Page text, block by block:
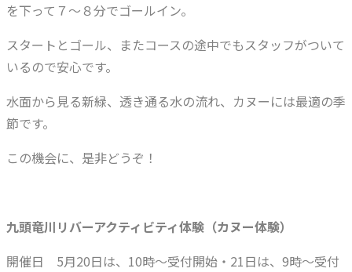
を下って７～８分でゴールイン。
スタートとゴール、またコースの途中でもスタッフがついて
いるので安心です。
水面から見る新緑、透き通る水の流れ、カヌーには最適の季
節です。
この機会に、是非どうぞ！
九頭竜川リバーアクティビティ体験（カヌー体験）
開催日 5月20日は、10時～受付開始・21日は、9時～受付